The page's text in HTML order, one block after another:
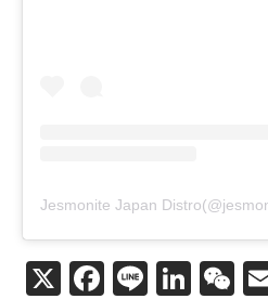
X
F
Li
Li
W